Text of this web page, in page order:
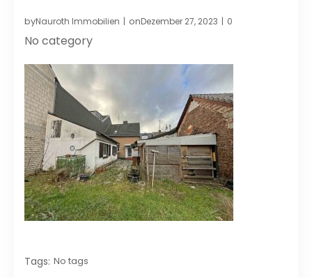
byNauroth Immobilien | onDezember 27, 2023 | 0
No category
Tags: No tags